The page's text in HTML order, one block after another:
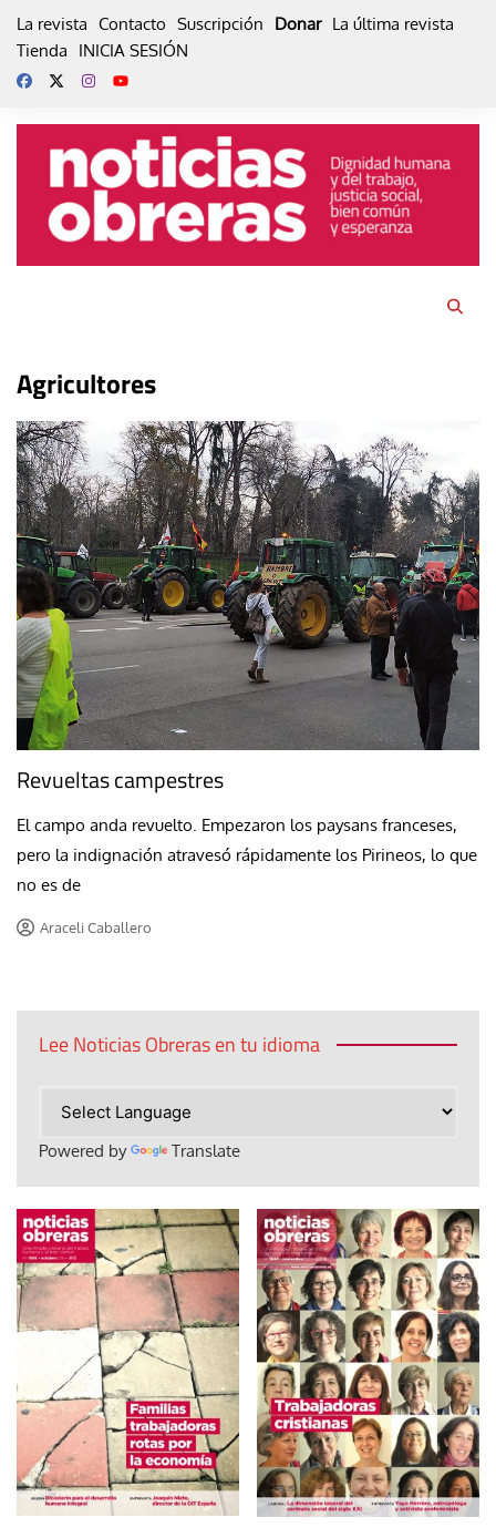
La revista Contacto Suscripción Donar La última revista
Tienda
INICIA SESIÓN
Agricultores
Revueltas campestres
El campo anda revuelto. Empezaron los paysans franceses,
pero la indignación atravesó rápidamente los Pirineos, lo que
no es de
Araceli Caballero
Lee Noticias Obreras en tu idioma
Powered by Translate